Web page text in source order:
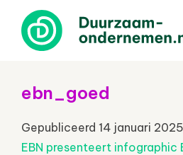
ebn_goed
Gepubliceerd 14 januari 2025
EBN presenteert infographic